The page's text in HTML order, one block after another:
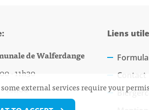
de Walferdange
11h30
Liens
Contact
external services require your